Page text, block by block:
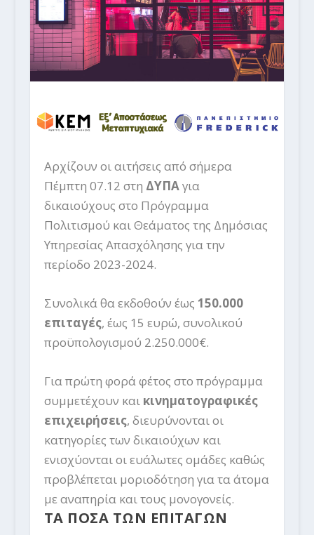
Αρχίζουν οι αιτήσεις από σήμερα
Πέμπτη 07.12 στη ΔΥΠΑγια
δικαιούχους στο Πρόγραμμα
Πολιτισμού και Θεάματος της Δημόσιας
Υπηρεσίας Απασχόλησης για την
περίοδο 2023-2024.
Συνολικά θα εκδοθούν έως 150.000
επιταγές, έως 15 ευρώ, συνολικού
προϋπολογισμού 2.250.000€.
Για πρώτη φορά φέτος στο πρόγραμμα
συμμετέχουν και κινηματογραφικές
επιχειρήσεις, διευρύνονται οι
κατηγορίες των δικαιούχων και
ενισχύονται οι ευάλωτες ομάδες καθώς
προβλέπεται μοριοδότηση για τα άτομα
με αναπηρία και τους μονογονείς.
ΤΑ ΠΟΣΑ ΤΩΝ ΕΠΙΤΑΓΩΝ